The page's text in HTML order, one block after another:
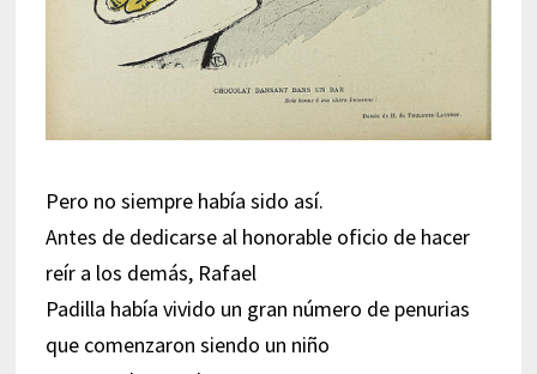
Pero no siempre había sido así.
Antes de dedicarse al honorable oficio de hacer
reír a los demás, Rafael
Padilla había vivido un gran número de penurias
que comenzaron siendo un niño